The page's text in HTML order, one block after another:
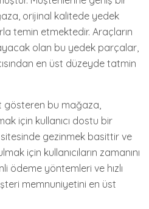
orijinal kalitede yedek
temin etmektedir. Araçların
olan bu yedek parçalar,
en üst düzeyde tatmin
bu mağaza,
için kullanıcı dostu bir
gezinmek basittir ve
için kullanıcıların zamanını
ödeme yöntemleri ve hızlı
memnuniyetini en üst